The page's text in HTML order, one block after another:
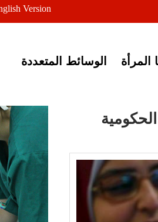
Version
المرأة
الوسائط المتعددة